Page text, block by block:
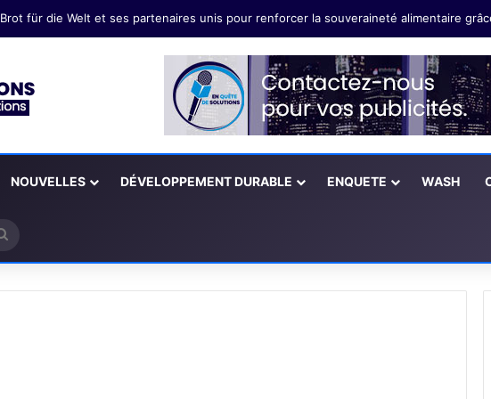
Brot für die Welt et ses partenaires unis pour renforcer la souveraineté alimentaire
NOUVELLES DÉVELOPPEMENT DURABLE ENQUETE WASH